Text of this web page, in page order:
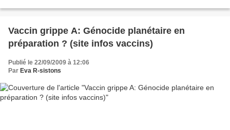
Vaccin grippe A: Génocide planétaire en
préparation ? (site infos vaccins)
Publié le 22/09/2009 à 12:06
Par Eva R-sistons